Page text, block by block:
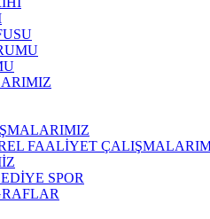
FAALİYET
SPOR